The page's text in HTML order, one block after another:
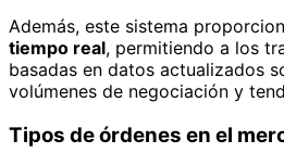
Además, este sistema
tiempo real, permitiendo a los
basadas en datos actualizados
volúmenes de negociación y
Tipos de órdenes en el